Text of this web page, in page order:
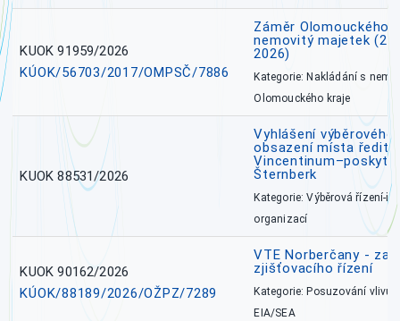
KUOK 91959/2026
KÚOK/56703/2017/OMPSČ/7886
Záměr Olomouckého
nemovitý majetek
2026)
Kategorie: Nakládání s
Olomouckého kraje
KUOK 88531/2026
Vyhlášení výběrového
obsazení místa
Šternberk
Kategorie: Výběrová řízení-
organizací
KUOK 90162/2026
KÚOK/88189/2026/OŽPZ/7289
VTE Norberčany -
zjišťovacího řízení
Kategorie: Posuzování vlivů
EIA/SEA